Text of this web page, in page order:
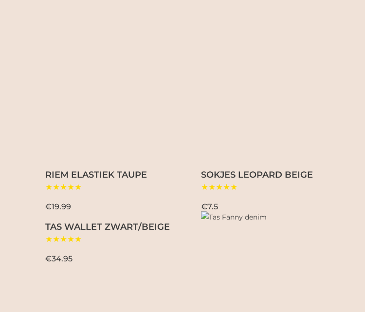
RIEM ELASTIEK TAUPE
★★★★★
€19.99
SOKJES LEOPARD BEIGE
★★★★★
€7.5
TAS WALLET ZWART/BEIGE
★★★★★
€34.95